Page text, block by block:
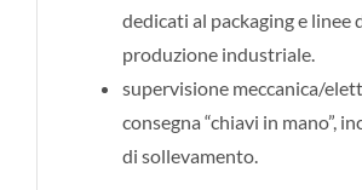
dedicati al packaging e linee
produzione industriale.
supervisione meccanica/
consegna “chiavi in mano”,
di sollevamento.